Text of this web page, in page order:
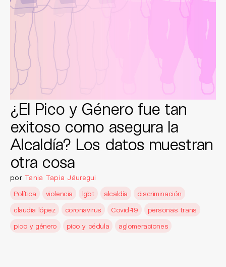
¿El Pico y Género fue tan
exitoso como asegura la
Alcaldía? Los datos muestran
otra cosa
porTania Tapia Jáuregui
Política
violencia lgbt alcaldía
discriminación
claudia lópez
coronavirus Covid-19
personas trans
pico y género
pico y cédula aglomeraciones